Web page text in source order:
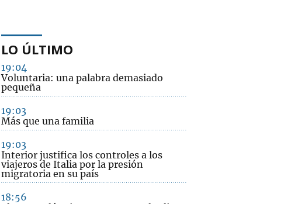
LO ÚLTIMO
19:04
Voluntaria: una palabra demasiado
pequeña
19:03
Más que una familia
19:03
Interior justifica los controles a los
viajeros de Italia por la presión
migratoria en su país
18:56